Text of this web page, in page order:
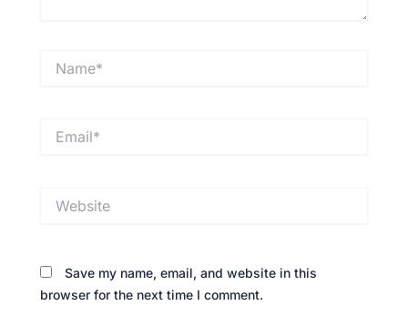
Save my name, email, and website in this
browser for the next time I comment.